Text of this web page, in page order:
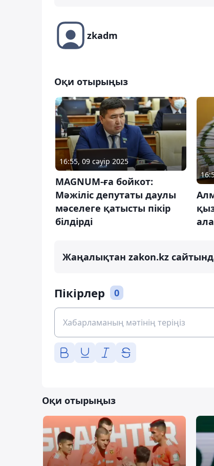
zkadm
Оқи отырыңыз
16:55, 09 сәуір 2025
MAGNUM-ға бойкот:
Мәжіліс депутаты даулы
мәселеге қатысты пікір
білдірді
Жаңалықтан zakon.kz
Пікірлер 0
Оқи отырыңыз